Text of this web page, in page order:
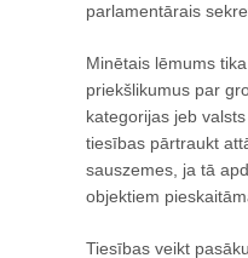
parlamentārais
Minētais lēmums
priekšlikumus par
kategorijas jeb
tiesības pārtraukt
sauszemes, ja tā
objektiem
Tiesības veikt